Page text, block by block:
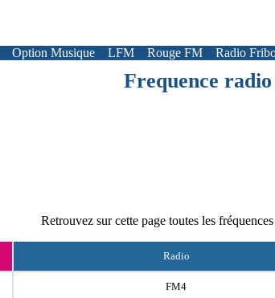
Option Musique LFM Rouge FM Radio
Frequence
Retrouvez sur cette page toutes les
Radio
FM4